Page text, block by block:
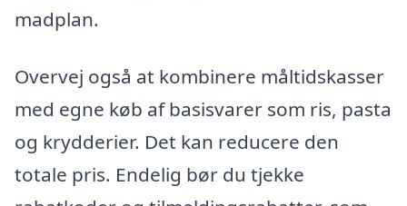
madplan.
Overvej også at kombinere måltidskasser
med egne køb af basisvarer som ris, pasta
og krydderier. Det kan reducere den
totale pris. Endelig bør du tjekke